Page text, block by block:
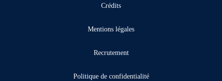
Crédits
Mentions légales
Recrutement
Politique de confidentialité